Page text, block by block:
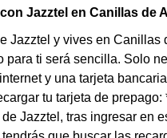
Jazztel en Canillas de
Jazztel y vives en Canillas
para ti será sencilla. Solo
y una tarjeta
tu tarjeta de prepago:
Jazztel, tras ingresar en